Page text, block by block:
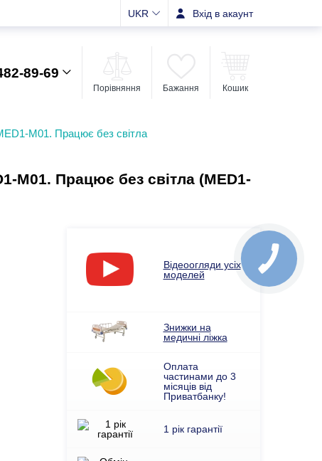
UKR Вхід в акаунт
89-69
Порівняння Бажання Кошик
M01. Працює без світла
M01. Працює без світла (MED1-
Відеоогляди усіх
моделей
Знижки на
медичні ліжка
Оплата
частинами до 3
місяців від
Приватбанку!
1 рік гарантії